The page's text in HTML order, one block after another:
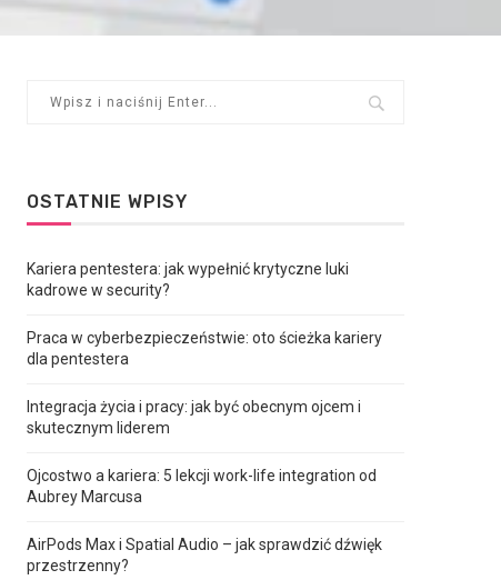
OSTATNIE WPISY
Kariera pentestera: jak wypełnić krytyczne luki
kadrowe w security?
Praca w cyberbezpieczeństwie: oto ścieżka kariery
dla pentestera
Integracja życia i pracy: jak być obecnym ojcem i
skutecznym liderem
Ojcostwo a kariera: 5 lekcji work-life integration od
Aubrey Marcusa
AirPods Max i Spatial Audio – jak sprawdzić dźwięk
przestrzenny?